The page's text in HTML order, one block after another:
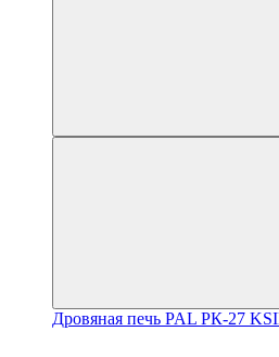
Дровяная печь PAL PК-27